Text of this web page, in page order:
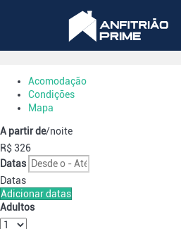
Acomodação
Condições
Mapa
A partir de/noite
R$ 326
Datas
Datas
Adicionar datas
Adultos